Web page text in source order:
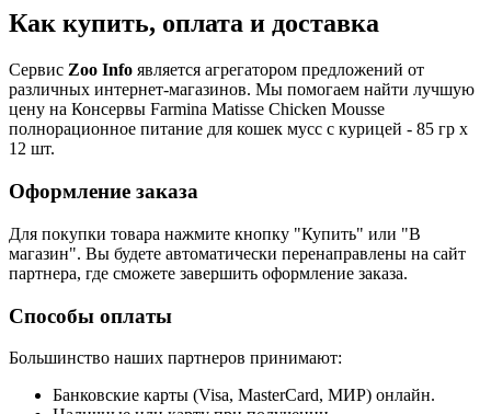
Как купить, оплата и доставка
Сервис Zoo Info является агрегатором предложений от
различных интернет-магазинов. Мы помогаем найти лучшую
цену на Консервы Farmina Matisse Chicken Mousse
полнорационное питание для кошек мусс с курицей - 85 гр х
12 шт.
Оформление заказа
Для покупки товара нажмите кнопку "Купить" или "В
магазин". Вы будете автоматически перенаправлены на сайт
партнера, где сможете завершить оформление заказа.
Способы оплаты
Большинство наших партнеров принимают:
Банковские карты (Visa, MasterCard, МИР) онлайн.